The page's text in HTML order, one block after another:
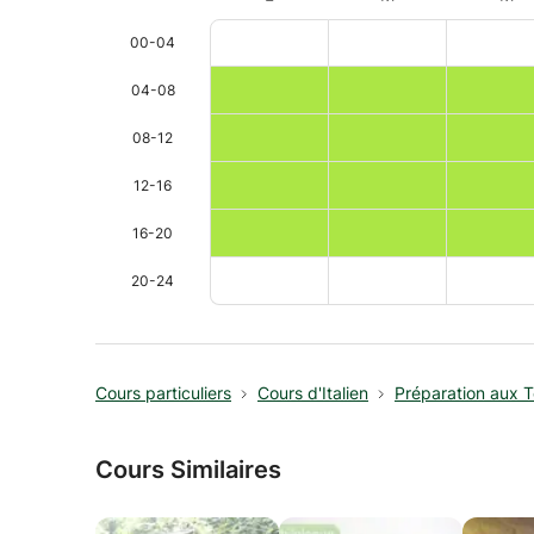
00-04
04-08
08-12
12-16
16-20
20-24
Cours particuliers Cours d'Italien Préparation aux
Cours Similaires